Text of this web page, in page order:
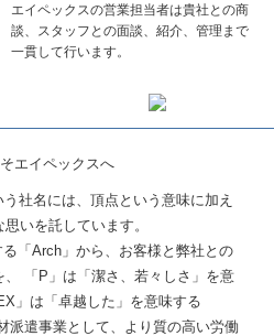
エイペックスの営業担当者は貴社との商
談、スタッフとの面談、紹介、管理まで
一貫して行います。
社名には、頂点という意味に加え
いを託しています。
る「Arch」から、お客様と弊社との
「P」は「潔さ、若々しさ」を意
」は「卓越した」を意味する
派遣事業として、より質の高い労働